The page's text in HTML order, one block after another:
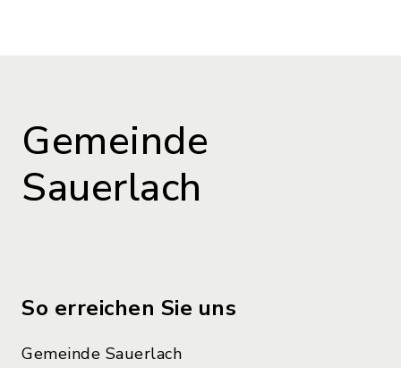
Gemeinde
Sauerlach
So erreichen Sie uns
Gemeinde Sauerlach